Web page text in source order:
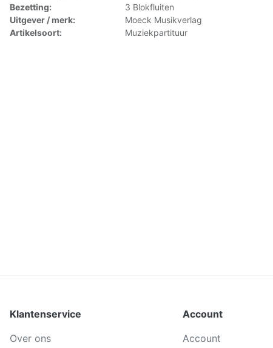
Bezetting:
3 Blokfluiten
Uitgever / merk:
Moeck Musikverlag
Artikelsoort:
Muziekpartituur
Klantenservice
Over ons
Account
Account